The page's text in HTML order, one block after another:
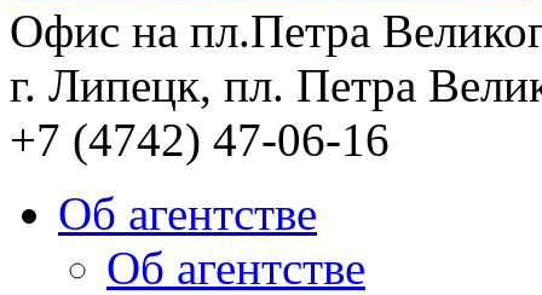
Офис на пл.Петра
г. Липецк, пл. Петра
+7 (4742) 47-06-16
Об агентстве
Об агентстве